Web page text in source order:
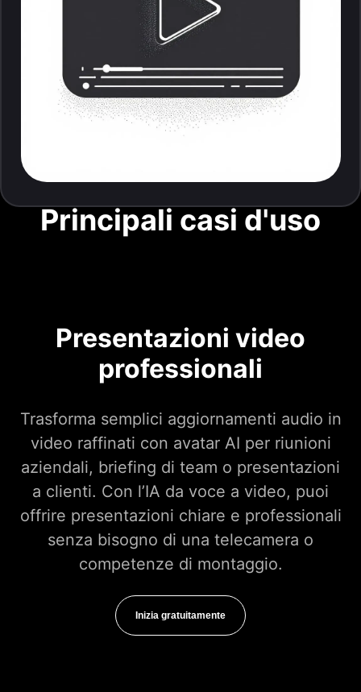
Principali casi d'uso
Presentazioni video
professionali
Trasforma semplici aggiornamenti audio in
video raffinati con avatar AI per riunioni
aziendali, briefing di team o presentazioni
a clienti. Con l’IA da voce a video, puoi
offrire presentazioni chiare e professionali
senza bisogno di una telecamera o
competenze di montaggio.
Inizia gratuitamente